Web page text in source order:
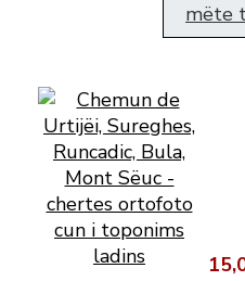
mëte